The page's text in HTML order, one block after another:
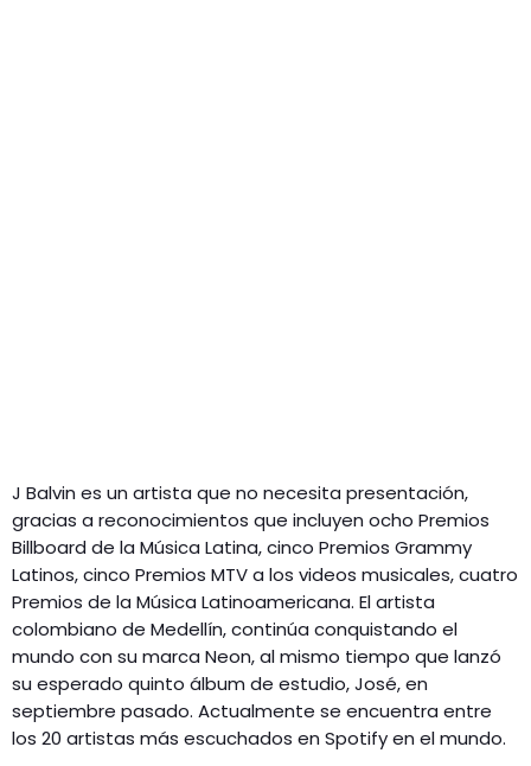
J Balvin es un artista que no necesita presentación,
gracias a reconocimientos que incluyen ocho Premios
Billboard de la Música Latina, cinco Premios Grammy
Latinos, cinco Premios MTV a los videos musicales, cuatro
Premios de la Música Latinoamericana. El artista
colombiano de Medellín, continúa conquistando el
mundo con su marca Neon, al mismo tiempo que lanzó
su esperado quinto álbum de estudio, José, en
septiembre pasado. Actualmente se encuentra entre
los 20 artistas más escuchados en Spotify en el mundo.